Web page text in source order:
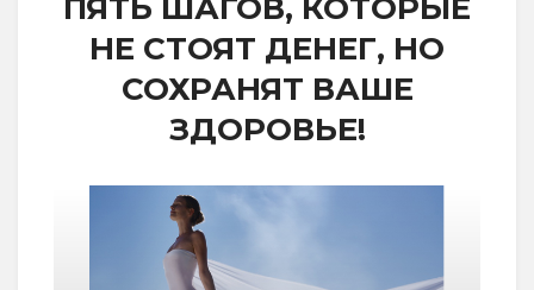
ПЯТЬ ШАГОВ, КОТОРЫЕ
НЕ СТОЯТ ДЕНЕГ, НО
СОХРАНЯТ ВАШЕ
ЗДОРОВЬЕ!